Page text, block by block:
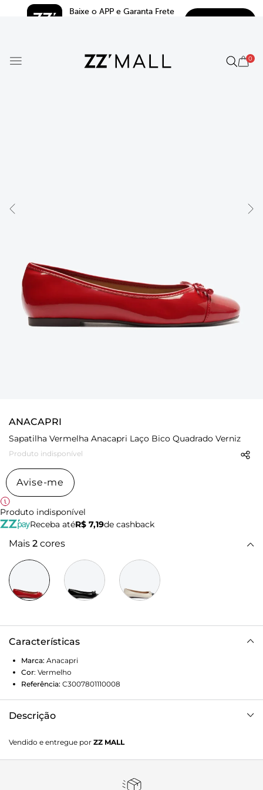
Baixe o APP e Garanta Frete
0
ANACAPRI
Sapatilha Vermelha Anacapri Laço Bico Quadrado Verniz
Produto indisponível
Avise-me
Produto indisponível
Receba atéR$ 7,19de cashback
Mais 2 cores
Características
Marca: Anacapri
Cor: Vermelho
Referência: C3007801110008
Descrição
fechado possui biqueira vermelha arredondada com
detalhe de lacinho delicado na gáspea. De material similar
emborrachado, garantindo maior conforto e estabilidade
Vendido e entregue por ZZ MALL